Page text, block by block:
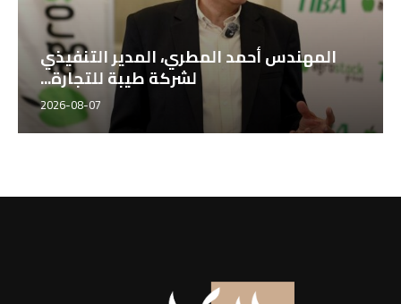
المهندس أحمد المطري، المدير التنفيذي
لشركة طيبة للتجارة...
2026-08-07